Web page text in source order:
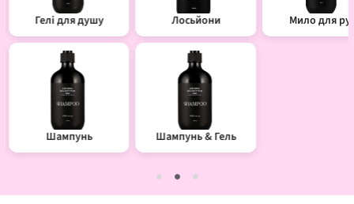
Гелі для душу Лосьйони Мило для
Шампунь Шампунь & Гель